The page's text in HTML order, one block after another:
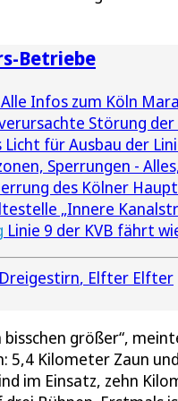
Betriebe
Alle Infos zum Köln
Störung der
Licht für Ausbau der
Sperrungen -
des Kölner
„Innere
Linie 9 der KVB fährt
Elfter Elfter
bisschen größer“,
5,4 Kilometer Zaun
im Einsatz, zehn